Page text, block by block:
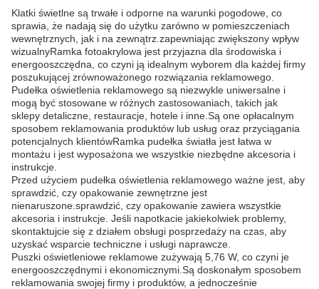
Klatki świetlne są trwałe i odporne na warunki pogodowe, co
sprawia, że nadają się do użytku zarówno w pomieszczeniach
wewnętrznych, jak i na zewnątrz.zapewniając zwiększony wpływ
wizualnyRamka fotoakrylowa jest przyjazna dla środowiska i
energooszczędna, co czyni ją idealnym wyborem dla każdej firmy
poszukującej zrównoważonego rozwiązania reklamowego.
Pudełka oświetlenia reklamowego są niezwykle uniwersalne i
mogą być stosowane w różnych zastosowaniach, takich jak
sklepy detaliczne, restauracje, hotele i inne.Są one opłacalnym
sposobem reklamowania produktów lub usług oraz przyciągania
potencjalnych klientówRamka pudełka światła jest łatwa w
montażu i jest wyposażona we wszystkie niezbędne akcesoria i
instrukcje.
Przed użyciem pudełka oświetlenia reklamowego ważne jest, aby
sprawdzić, czy opakowanie zewnętrzne jest
nienaruszone.sprawdzić, czy opakowanie zawiera wszystkie
akcesoria i instrukcje. Jeśli napotkacie jakiekolwiek problemy,
skontaktujcie się z działem obsługi posprzedaży na czas, aby
uzyskać wsparcie techniczne i usługi naprawcze.
Puszki oświetleniowe reklamowe zużywają 5,76 W, co czyni je
energooszczędnymi i ekonomicznymi.Są doskonałym sposobem
reklamowania swojej firmy i produktów, a jednocześnie